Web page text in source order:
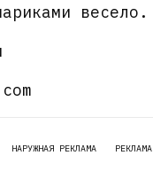
весело.
НАРУЖНАЯ РЕКЛАМА РЕКЛАМА